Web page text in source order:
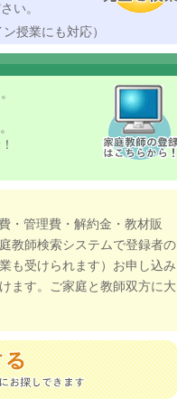
い。
ン授業にも対応）
・管理費・解約金・教材販
教師検索システムで登録者の
も受けられます）お申し込み
ます。ご家庭と教師双方に大